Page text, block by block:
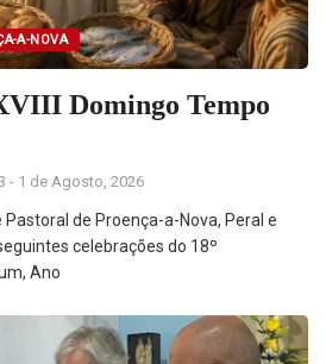
A-NOVA
Domingo Tempo
- 1 de Agosto, 2026
de Proença-a-Nova, Peral e
celebrações do 18º
Ano